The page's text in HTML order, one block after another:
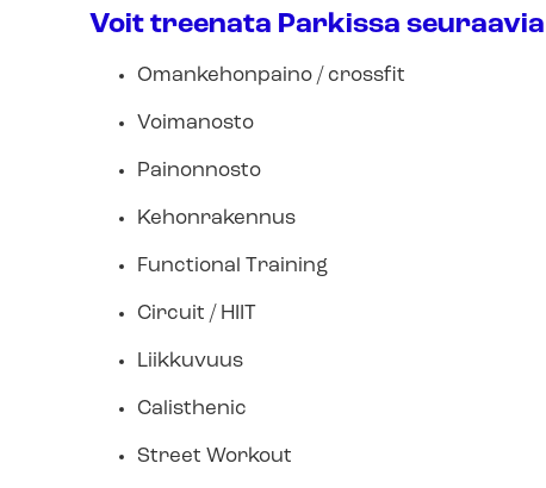
Voit treenata Parkissa seuraavia
Omankehonpaino / crossfit
Voimanosto
Painonnosto
Kehonrakennus
Functional Training
Circuit / HIIT
Liikkuvuus
Calisthenic
Street Workout